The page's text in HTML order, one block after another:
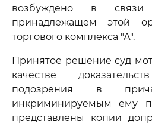
возбуждено в
принадлежащем этой
торгового комплекса "А".
Принятое решение суд
качестве
подозрения в
инкриминируемым ему
представлены копии